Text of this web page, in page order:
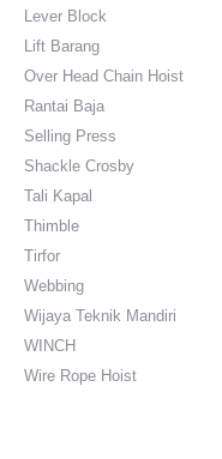
Lever Block
Lift Barang
Over Head Chain Hoist
Rantai Baja
Selling Press
Shackle Crosby
Tali Kapal
Thimble
Tirfor
Webbing
Wijaya Teknik Mandiri
WINCH
Wire Rope Hoist